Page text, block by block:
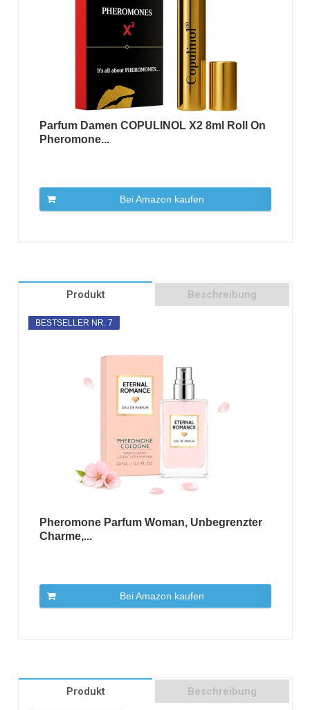
Parfum Damen COPULINOL X2 8ml Roll On
Pheromone...
Bei Amazon kaufen
Produkt Beschreibung
BESTSELLER NR. 7
Pheromone Parfum Woman, Unbegrenzter
Charme,...
Bei Amazon kaufen
Produkt Beschreibung